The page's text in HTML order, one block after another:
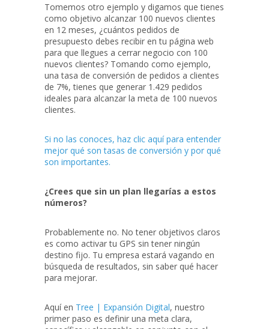
Tomemos otro ejemplo y digamos que tienes
como objetivo alcanzar 100 nuevos clientes
en 12 meses, ¿cuántos pedidos de
presupuesto debes recibir en tu página web
para que llegues a cerrar negocio con 100
nuevos clientes? Tomando como ejemplo,
una tasa de conversión de pedidos a clientes
de 7%, tienes que generar 1.429 pedidos
ideales para alcanzar la meta de 100 nuevos
clientes.
Si no las conoces, haz clic aquí para entender
mejor qué son tasas de conversión y por qué
son importantes.
¿Crees que sin un plan llegarías a estos
números?
Probablemente no. No tener objetivos claros
es como activar tu GPS sin tener ningún
destino fijo. Tu empresa estará vagando en
búsqueda de resultados, sin saber qué hacer
para mejorar.
Aquí en Tree | Expansión Digital, nuestro
primer paso es definir una meta clara,